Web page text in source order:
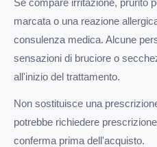
marcata o una reazione
consulenza medica. Alcune
sensazioni di bruciore o
all'inizio del trattamento.
Non sostituisce una
potrebbe richiedere
conferma prima dell'acquisto.